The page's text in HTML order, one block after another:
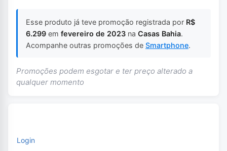
Esse produto já teve promoção registrada por R$
6.299 em fevereiro de 2023 na Casas Bahia.
Acompanhe outras promoções de Smartphone.
Promoções podem esgotar e ter preço alterado a
qualquer momento
Login